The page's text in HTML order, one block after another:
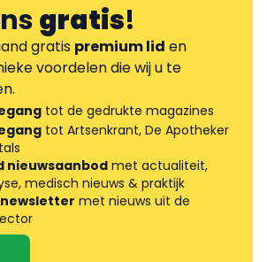
gratis!
gratis premium lid en
voordelen die wij u te
tot de gedrukte magazines
tot Artsenkrant, De Apotheker
nieuwsaanbodmet actualiteit,
medisch nieuws & praktijk
met nieuws uit de